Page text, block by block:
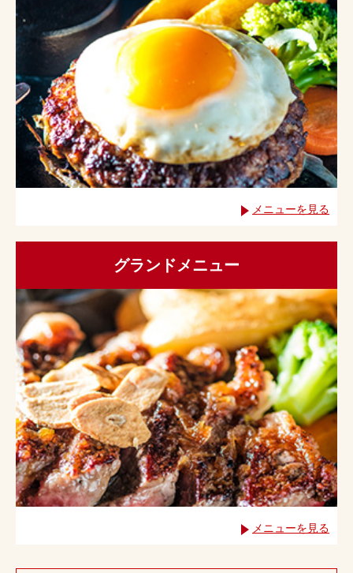
メニューを見る
グランドメニュー
メニューを見る